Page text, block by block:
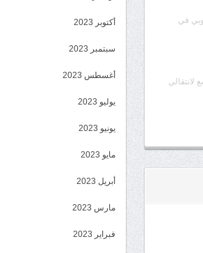
في
لانتقالي
أكتوبر 2023
سبتمبر 2023
أغسطس 2023
يوليو 2023
يونيو 2023
مايو 2023
أبريل 2023
مارس 2023
فبراير 2023